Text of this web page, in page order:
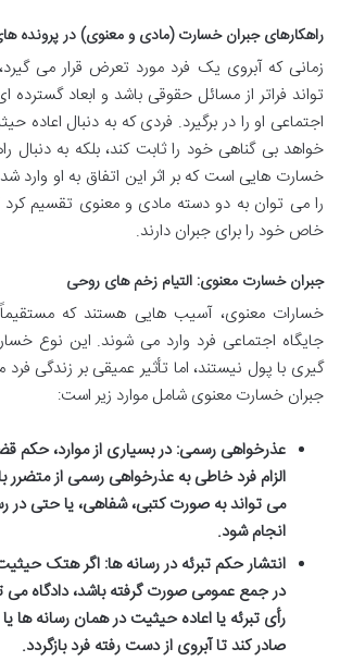
راهکارهای جبران خسارت (مادی و معنوی) در پرونده
زمانی که آبروی یک فرد مورد تعرض قرار می
تواند فراتر از مسائل حقوقی باشد و ابعاد
اجتماعی او را در برگیرد. فردی که به دنبال اعاده
خواهد بی گناهی خود را ثابت کند، بلکه به دنبال
خسارت هایی است که بر اثر این اتفاق به او وارد
را می توان به دو دسته مادی و معنوی تقسیم
خاص خود را برای جبران دارند.
جبران خسارت معنوی: التیام زخم های روحی
خسارات معنوی، آسیب هایی هستند که مستقیماً
جایگاه اجتماعی فرد وارد می شوند. این نوع
گیری با پول نیستند، اما تأثیر عمیقی بر زندگی فرد
جبران خسارت معنوی شامل موارد زیر است:
عذرخواهی رسمی:در بسیاری از موارد، حکم
الزام فرد خاطی به عذرخواهی رسمی از متضرر
می تواند به صورت کتبی، شفاهی، یا حتی در
انجام شود.
انتشار حکم تبرئه در رسانه ها: اگر هتک حیثیت
در جمع عمومی صورت گرفته باشد، دادگاه می
رأی تبرئه یا اعاده حیثیت در همان رسانه ها
صادر کند تا آبروی از دست رفته فرد بازگردد.